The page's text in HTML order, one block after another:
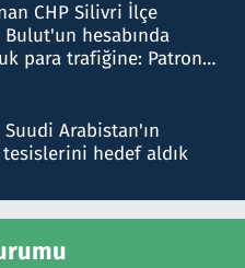
CHP Silivri İlçe
Bulut'un hesabında
para trafiğine: Patron
Arabistan'ın
hedef aldık